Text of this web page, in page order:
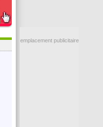
emplacement publicitaire